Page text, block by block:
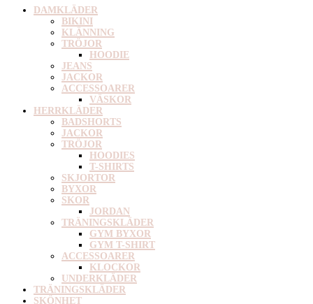
DAMKLÄDER
BIKINI
KLÄNNING
TRÖJOR
HOODIE
JEANS
JACKOR
ACCESSOARER
VÄSKOR
HERRKLÄDER
BADSHORTS
JACKOR
TRÖJOR
HOODIES
T-SHIRTS
SKJORTOR
BYXOR
SKOR
JORDAN
TRÄNINGSKLÄDER
GYM BYXOR
GYM T-SHIRT
ACCESSOARER
KLOCKOR
UNDERKLÄDER
TRÄNINGSKLÄDER
SKÖNHET